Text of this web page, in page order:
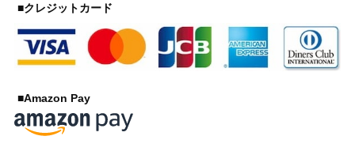
■クレジットカード
■Amazon Pay